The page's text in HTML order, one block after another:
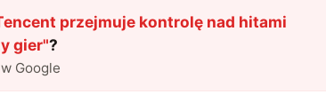
przejmuje kontrolę nad hitami
gier"?
Google